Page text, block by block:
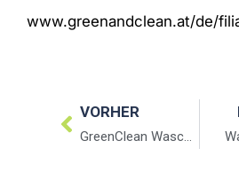
www.greenandclean.at/de/
VORHER
GreenClean Waschsalons Facebook